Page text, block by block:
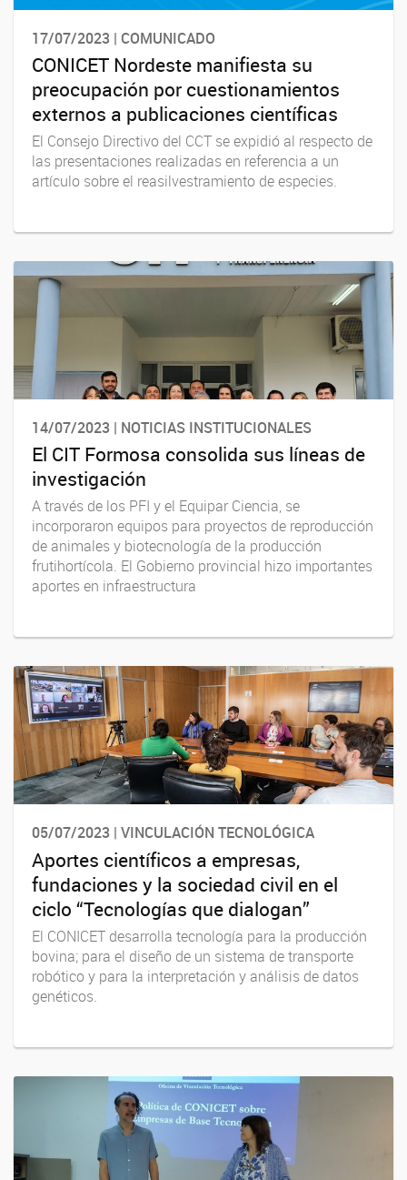
17/07/2023 | COMUNICADO
CONICET Nordeste manifiesta su
preocupación por cuestionamientos
externos a publicaciones científicas
El Consejo Directivo del CCT se expidió al respecto de
las presentaciones realizadas en referencia a un
artículo sobre el reasilvestramiento de especies.
14/07/2023 | NOTICIAS INSTITUCIONALES
El CIT Formosa consolida sus líneas de
investigación
A través de los PFI y el Equipar Ciencia, se
incorporaron equipos para proyectos de reproducción
de animales y biotecnología de la producción
frutihortícola. El Gobierno provincial hizo importantes
aportes en infraestructura
05/07/2023 | VINCULACIÓN TECNOLÓGICA
Aportes científicos a empresas,
fundaciones y la sociedad civil en el
ciclo “Tecnologías que dialogan”
El CONICET desarrolla tecnología para la producción
bovina; para el diseño de un sistema de transporte
robótico y para la interpretación y análisis de datos
genéticos.